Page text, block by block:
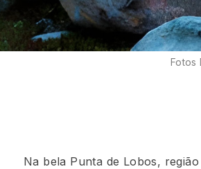
Fotos
Na bela Punta de Lobos,